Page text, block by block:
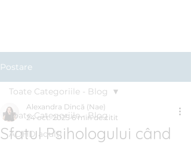
Postare
Toate Categoriile - Blog
ADHD adulți
Toate Categoriile - Blog
Sfatul Psihologului când
Alexandra Dincă (Nae)
24 oct. 2025 6 min de citit